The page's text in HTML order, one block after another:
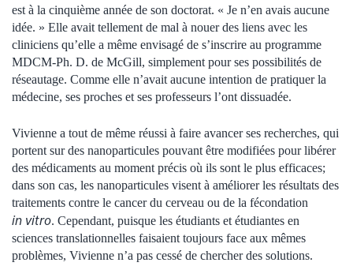
est à la cinquième année de son doctorat. « Je n’en avais aucune
idée. » Elle avait tellement de mal à nouer des liens avec les
cliniciens qu’elle a même envisagé de s’inscrire au programme
MDCM-Ph. D. de McGill, simplement pour ses possibilités de
réseautage. Comme elle n’avait aucune intention de pratiquer la
médecine, ses proches et ses professeurs l’ont dissuadée.
Vivienne a tout de même réussi à faire avancer ses recherches, qui
portent sur des nanoparticules pouvant être modifiées pour libérer
des médicaments au moment précis où ils sont le plus efficaces;
dans son cas, les nanoparticules visent à améliorer les résultats des
traitements contre le cancer du cerveau ou de la fécondation
in vitro. Cependant, puisque les étudiants et étudiantes en
sciences translationnelles faisaient toujours face aux mêmes
problèmes, Vivienne n’a pas cessé de chercher des solutions.